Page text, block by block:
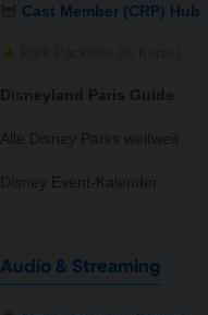
Cast Member (CRP) Hub
Disneyland Paris Guide
Alle Disney Parks weltweit
Disney Event-Kalender
Audio & Streaming